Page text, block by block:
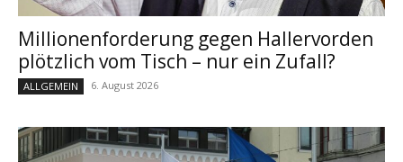
Millionenforderung gegen Hallervorden
plötzlich vom Tisch – nur ein Zufall?
ALLGEMEIN 6. August 2026